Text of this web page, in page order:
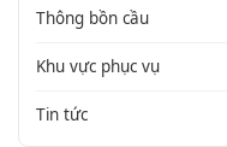
Thông bồn cầu
Khu vực phục vụ
Tin tức